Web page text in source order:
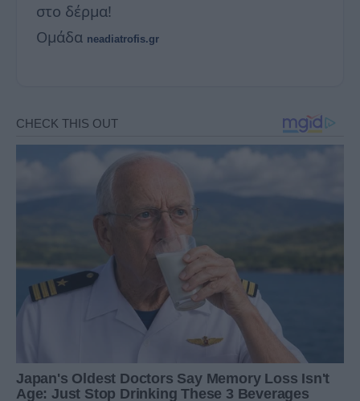
στο δέρμα!
Ομάδα neadiatrofis.gr